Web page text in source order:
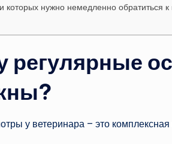
нужно немедленно обратиться к
регулярные
у ветеринара – это